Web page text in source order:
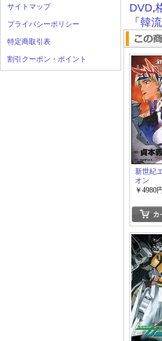
サイトマップ
プライバシーポリシー
特定商取引表
割引クーポン・ポイント
DVD,
「 韓
新世紀
オン
￥4980円